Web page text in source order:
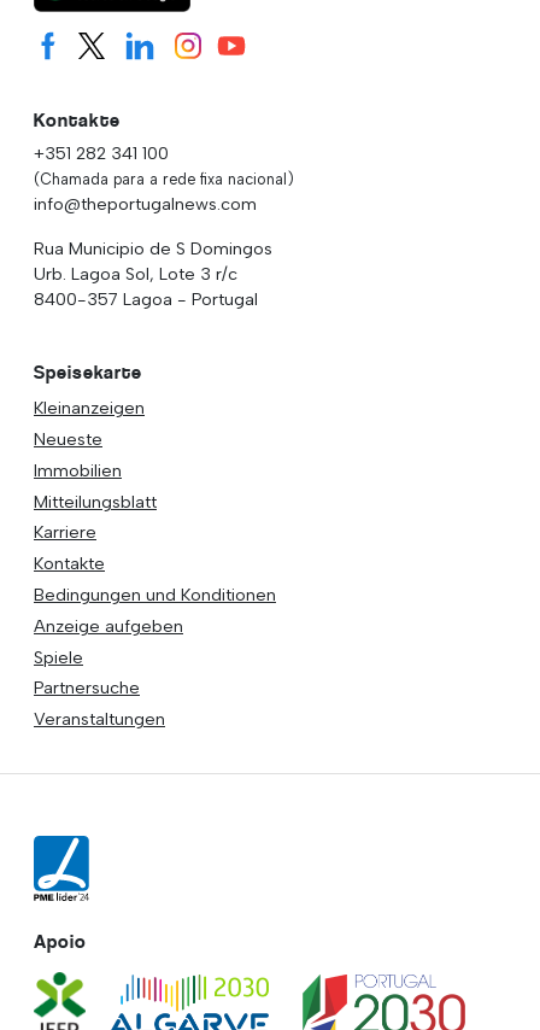
Kontakte
+351 282 341 100
(Chamada para a rede fixa nacional)
info@theportugalnews.com
Rua Municipio de S Domingos
Urb. Lagoa Sol, Lote 3 r/c
8400-357 Lagoa - Portugal
Speisekarte
Kleinanzeigen
Neueste
Immobilien
Mitteilungsblatt
Karriere
Kontakte
Bedingungen und Konditionen
Anzeige aufgeben
Spiele
Partnersuche
Veranstaltungen
Apoio